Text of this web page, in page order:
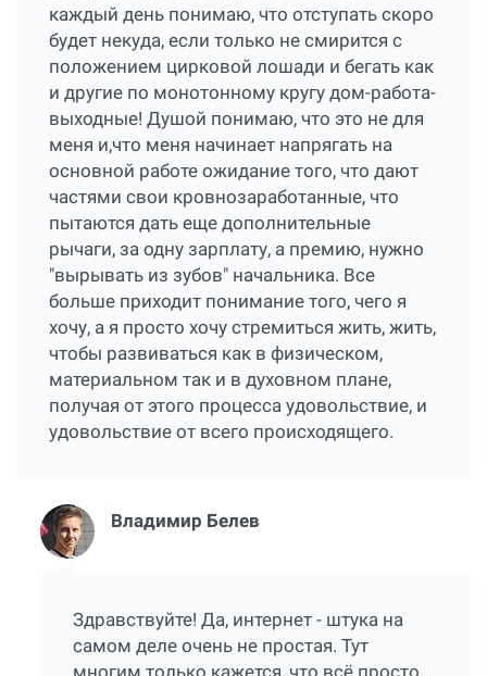
каждый день понимаю, что отступать скоро
будет некуда, если только не смирится с
положением цирковой лошади и бегать как
и другие по монотонному кругу дом-работа-
выходные! Душой понимаю, что это не для
меня и,что меня начинает напрягать на
основной работе ожидание того, что дают
частями свои кровнозаработанные, что
пытаются дать еще дополнительные
рычаги, за одну зарплату, а премию, нужно
"вырывать из зубов" начальника. Все
больше приходит понимание того, чего я
хочу, а я просто хочу стремиться жить, жить,
чтобы развиваться как в физическом,
материальном так и в духовном плане,
получая от этого процесса удовольствие, и
удовольствие от всего происходящего.
Владимир Белев
Здравствуйте! Да, интернет - штука на
самом деле очень не простая. Тут